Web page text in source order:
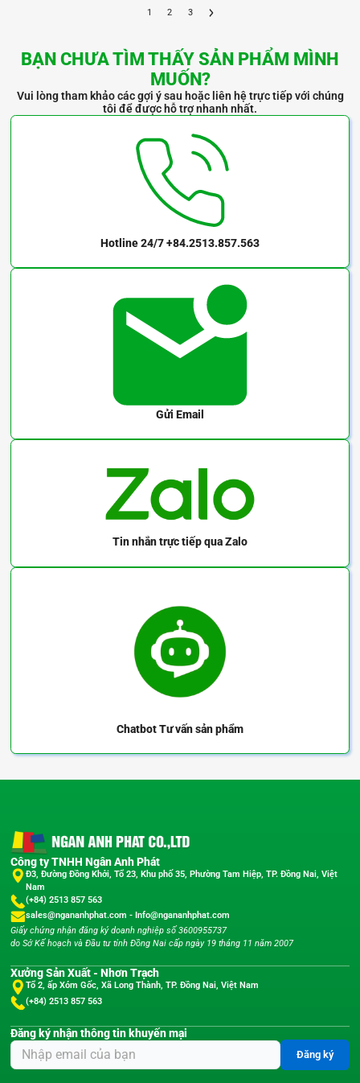
1 2 3
BẠN CHƯA TÌM THẤY SẢN PHẨM MÌNH
MUỐN?
Vui lòng tham khảo các gợi ý sau hoặc liên hệ trực tiếp với chúng
tôi để được hỗ trợ nhanh nhất.
Hotline 24/7+84.2513.857.563
Gửi Email
Tin nhắn trực tiếpqua Zalo
ChatbotTư vấn sản phẩm
Công ty TNHH Ngân Anh Phát
Đ3, Đường Đồng Khởi, Tổ 23, Khu phố 35, Phường Tam Hiệp, TP. Đồng Nai, Việt
Nam
(+84) 2513 857 563
sales@ngananhphat.com - Info@ngananhphat.com
Giấy chứng nhận đăng ký doanh nghiệp số 3600955737
do Sở Kế hoạch và Đầu tư tỉnh Đồng Nai cấp ngày 19 tháng 11 năm 2007
Xưởng Sản Xuất - Nhơn Trạch
Tổ 2, ấp Xóm Gốc, Xã Long Thành, TP. Đồng Nai, Việt Nam
(+84) 2513 857 563
Đăng ký nhận thông tin khuyến mại
Đăng ký